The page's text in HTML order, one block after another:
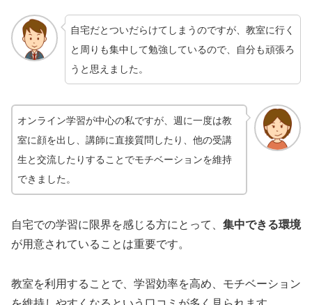
自宅だとついだらけてしまうのですが、教室に行く
と周りも集中して勉強しているので、自分も頑張ろ
うと思えました。
オンライン学習が中心の私ですが、週に一度は教
室に顔を出し、講師に直接質問したり、他の受講
生と交流したりすることでモチベーションを維持
できました。
自宅での学習に限界を感じる方にとって、 集中できる環境
が用意されていることは重要です。
教室を利用することで、学習効率を高め、モチベーション